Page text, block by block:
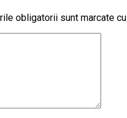
obligatorii sunt marcate cu